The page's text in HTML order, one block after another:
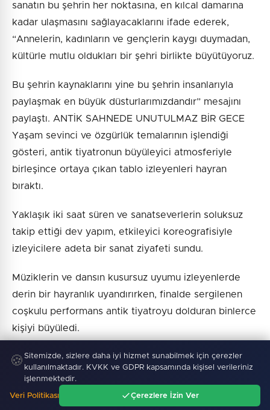
sanatın bu şehrin her noktasına, en kılcal damarına
kadar ulaşmasını sağlayacaklarını ifade ederek,
“Annelerin, kadınların ve gençlerin kaygı duymadan,
kültürle mutlu oldukları bir şehri birlikte büyütüyoruz.
Bu şehrin kaynaklarını yine bu şehrin insanlarıyla
paylaşmak en büyük düsturlarımızdandır” mesajını
paylaştı. ANTİK SAHNEDE UNUTULMAZ BİR GECE
Yaşam sevinci ve özgürlük temalarının işlendiği
gösteri, antik tiyatronun büyüleyici atmosferiyle
birleşince ortaya çıkan tablo izleyenleri hayran
bıraktı.
Yaklaşık iki saat süren ve sanatseverlerin soluksuz
takip ettiği dev yapım, etkileyici koreografisiyle
izleyicilere adeta bir sanat ziyafeti sundu.
Müziklerin ve dansın kusursuz uyumu izleyenlerde
derin bir hayranlık uyandırırken, finalde sergilenen
coşkulu performans antik tiyatroyu dolduran binlerce
kişiyi büyüledi.
Ankara Devlet Opera ve Balesi sanatçıları tarafından
sahnelenen gösteri, antik kentin binlerce yıllık tarihi
dokusuyla bütünleşerek hafızalardan silinmeyecek
unutulmaz anlara sahne oldu.
🍪 Sitemizde, sizlere daha iyi hizmet sunabilmek için çerezler
kullanılmaktadır. KVKK ve GDPR kapsamında kişisel verileriniz
işlenmektedir.
Veri Politikası Çerezlere İzin Ver
Gündem Ara Menü